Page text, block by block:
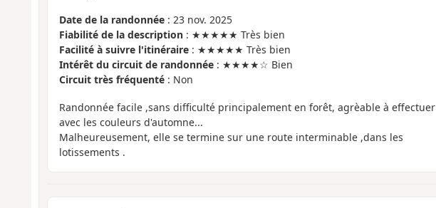
Date de la randonnée: 23 nov. 2025
Fiabilité de la description: ★★★★★ Très bien
Facilité à suivre l'itinéraire: ★★★★★ Très bien
Intérêt du circuit de randonnée: ★★★★☆ Bien
Circuit très fréquenté: Non
Randonnée facile ,sans difficulté principalement en forêt, agrèable à effectuer
avec les couleurs d'automne...
Malheureusement, elle se termine sur une route interminable ,dans les
lotissements .